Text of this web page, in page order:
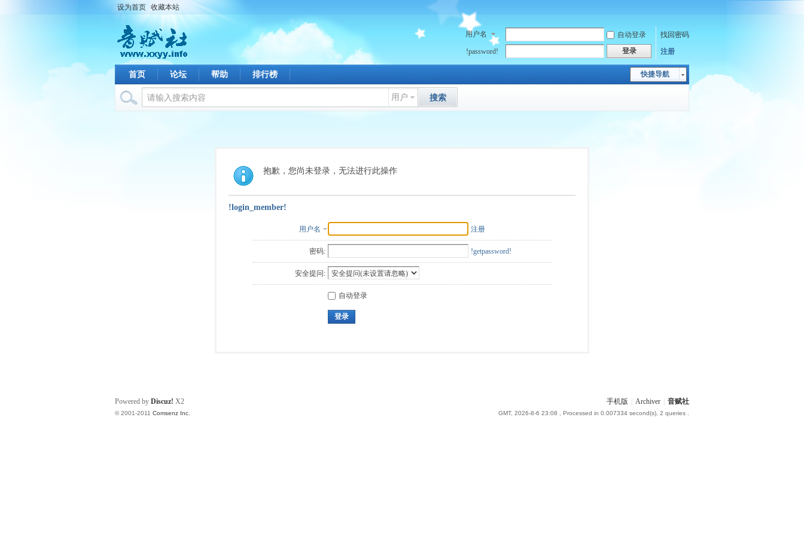
设为首页 收藏本站
用户名 自动登录
找回密码
!password!
登录 注册
快捷导航
首页 论坛 帮助 排行榜
用户 搜索
抱歉，您尚未登录，无法进行此操作
!login_member!
用户名 注册
密码: !getpassword!
安全提问:
自动登录
登录
手机版 Archiver 音赋社
GMT, 2026-8-6 23:08 , Processed in 0.007334 second(s), 2 queries .
Powered by Discuz! X2
© 2001-2011 Comsenz Inc.